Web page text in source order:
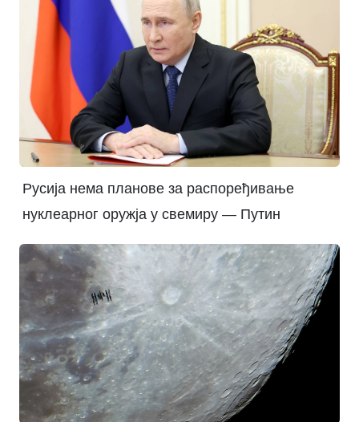
Русија нема планове за распоређивање
нуклеарног оружја у свемиру — Путин